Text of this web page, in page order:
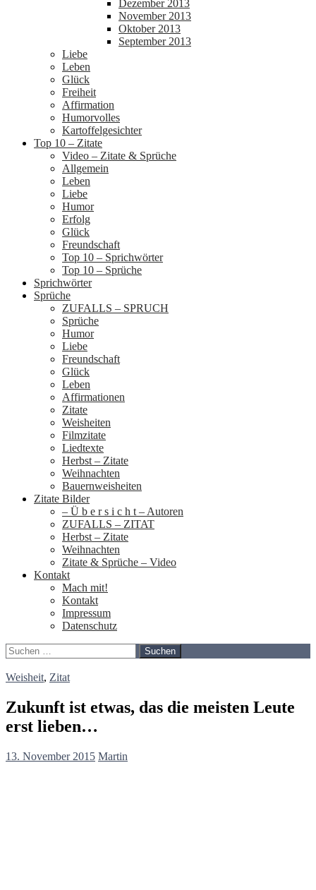
Dezember 2013
November 2013
Oktober 2013
September 2013
Liebe
Leben
Glück
Freiheit
Affirmation
Humorvolles
Kartoffelgesichter
Top 10 – Zitate
Video – Zitate & Sprüche
Allgemein
Leben
Liebe
Humor
Erfolg
Glück
Freundschaft
Top 10 – Sprichwörter
Top 10 – Sprüche
Sprichwörter
Sprüche
ZUFALLS – SPRUCH
Sprüche
Humor
Liebe
Freundschaft
Glück
Leben
Affirmationen
Zitate
Weisheiten
Filmzitate
Liedtexte
Herbst – Zitate
Weihnachten
Bauernweisheiten
Zitate Bilder
– Ü b e r s i c h t – Autoren
ZUFALLS – ZITAT
Herbst – Zitate
Weihnachten
Zitate & Sprüche – Video
Kontakt
Mach mit!
Kontakt
Impressum
Datenschutz
Suchen
nach:
Weisheit, Zitat
Zukunft ist etwas, das die meisten Leute
erst lieben…
13. November 2015 Martin